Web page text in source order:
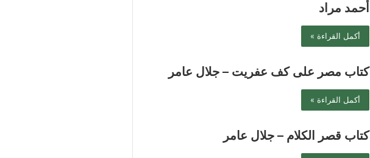
أحمد مراد
أكمل القراءة »
كتاب مصر على كف عفريت – جلال عامر
أكمل القراءة »
كتاب قصر الكلام – جلال عامر